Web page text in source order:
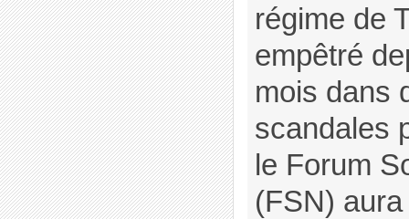
régime de
empêtré
mois dans
scandales
le Forum
(FSN)